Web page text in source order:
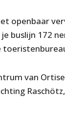
openbaar
buslijn 172
van